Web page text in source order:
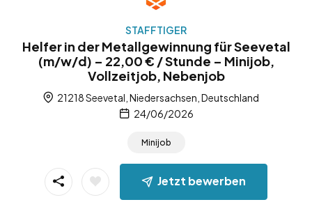
STAFFTIGER
Helfer in der Metallgewinnung für Seevetal
(m/w/d) – 22,00 € / Stunde – Minijob,
Vollzeitjob, Nebenjob
21218 Seevetal, Niedersachsen, Deutschland
24/06/2026
Minijob
Jetzt bewerben